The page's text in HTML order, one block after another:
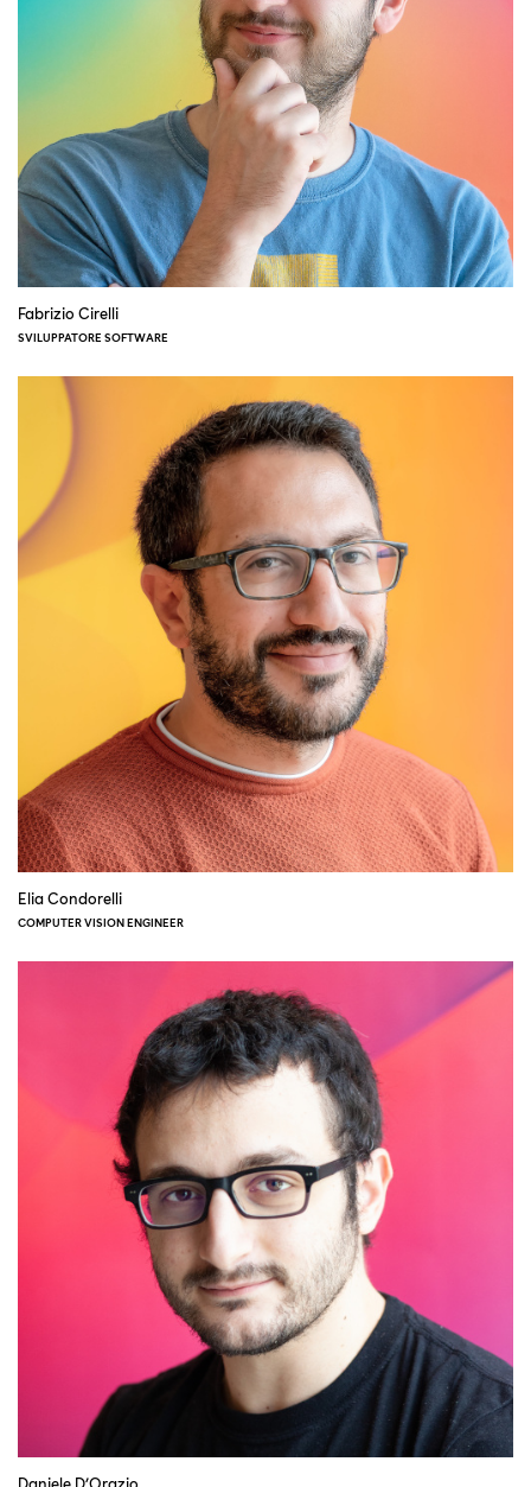
Fabrizio Cirelli
SVILUPPATORE SOFTWARE
Elia Condorelli
COMPUTER VISION ENGINEER